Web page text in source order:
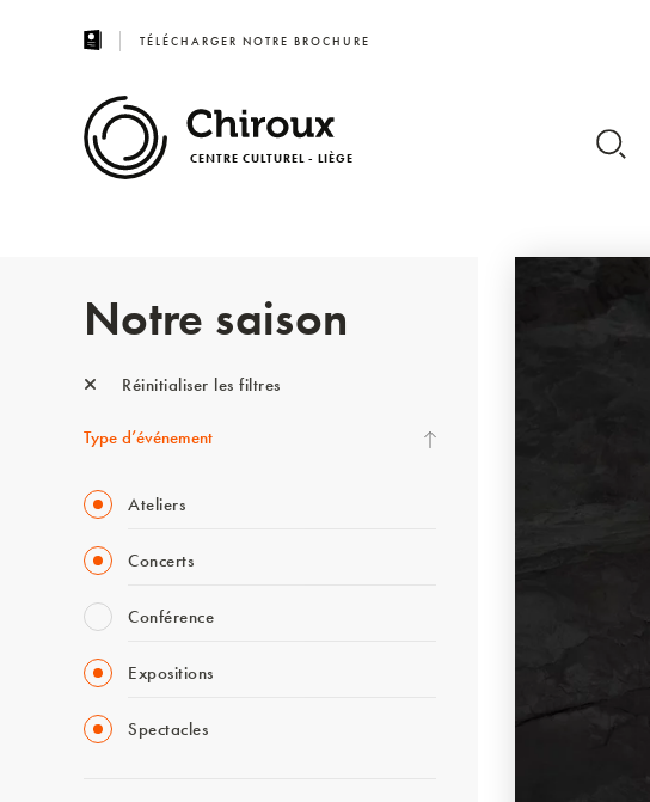
TÉLÉCHARGER NOTRE BROCHURE
CENTRE CULTUREL - LIÈGE
Notre saison
Réinitialiser les filtres
Type d’événement
Ateliers
Concerts
Conférence
Expositions
Spectacles